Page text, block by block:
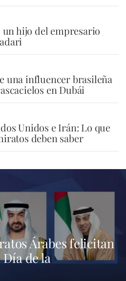
un hijo del empresario
una influencer brasileña
en Dubái
Unidos e Irán: Lo que
deben saber
Árabes felicitan
de la